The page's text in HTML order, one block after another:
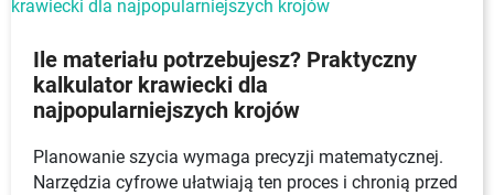
Ile materiału potrzebujesz? Praktyczny
kalkulator krawiecki dla
najpopularniejszych krojów
Planowanie szycia wymaga precyzji matematycznej.
Narzędzia cyfrowe ułatwiają ten proces i chronią przed